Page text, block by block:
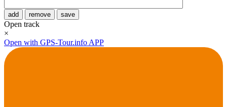
add remove save
Open track
×
Open with GPS-Tour.info APP